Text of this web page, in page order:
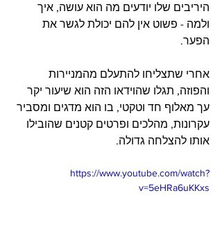
היריבים שלו יודעים מה הוא עושה, איך
ולמה - פשוט אין להם יכולת לגשר את
הפער.
אחרי שתצליחו להתעלם מהמניירות
והפוזה, תגלו שהוידאו הזה הוא שיעור יקר
עך מאלוף חד וטקטי, בו הוא מדגים ומסביר
עקרונות, מהלכים ופרטים קטנים שהובילו
אותו להצלחה גדולה.
https://www.youtube.com/watch?
v=5eHRa6uKKxs